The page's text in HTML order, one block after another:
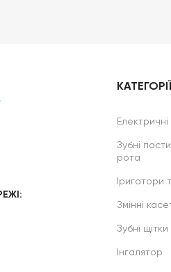
КАТЕГОРІЇ
Електричні
Зубні
рота
Іригатори
Змінні
Зубні
Інгалятор